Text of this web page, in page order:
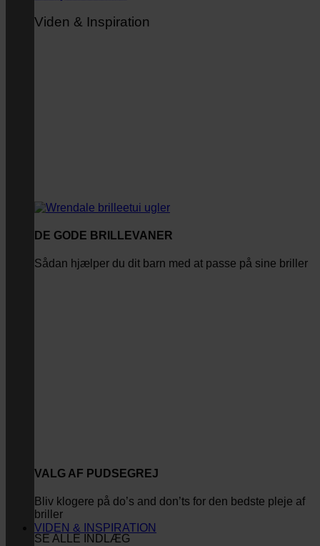
Viden & Inspiration
DE GODE BRILLEVANER
Sådan hjælper du dit barn med at passe på sine briller
VALG AF PUDSEGREJ
Bliv klogere på do’s and don’ts for den bedste pleje af
briller
SE ALLE INDLÆG
VIDEN & INSPIRATION